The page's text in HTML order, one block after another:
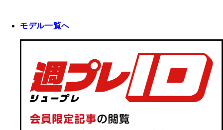
モデル一覧へ